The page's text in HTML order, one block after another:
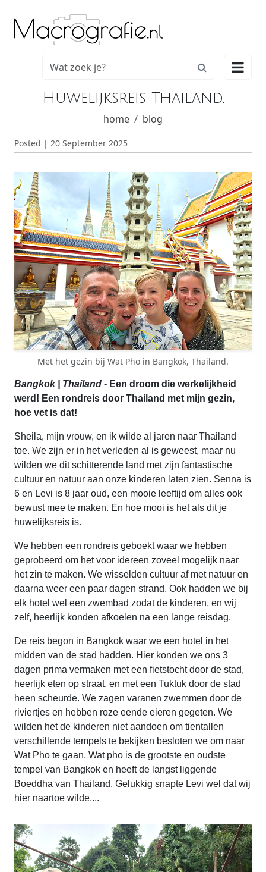

Huwelijksreis Thailand.
home blog
Posted | 20 September 2025
Met het gezin bij Wat Pho in Bangkok, Thailand.
Bangkok | Thailand - Een droom die werkelijkheid
werd! Een rondreis door Thailand met mijn gezin,
hoe vet is dat!
Sheila, mijn vrouw, en ik wilde al jaren naar Thailand
toe. We zijn er in het verleden al is geweest, maar nu
wilden we dit schitterende land met zijn fantastische
cultuur en natuur aan onze kinderen laten zien. Senna is
6 en Levi is 8 jaar oud, een mooie leeftijd om alles ook
bewust mee te maken. En hoe mooi is het als dit je
huwelijksreis is.
We hebben een rondreis geboekt waar we hebben
geprobeerd om het voor idereen zoveel mogelijk naar
het zin te maken. We wisselden cultuur af met natuur en
daarna weer een paar dagen strand. Ook hadden we bij
elk hotel wel een zwembad zodat de kinderen, en wij
zelf, heerlijk konden afkoelen na een lange reisdag.
De reis begon in Bangkok waar we een hotel in het
midden van de stad hadden. Hier konden we ons 3
dagen prima vermaken met een fietstocht door de stad,
heerlijk eten op straat, en met een Tuktuk door de stad
heen scheurde. We zagen varanen zwemmen door de
riviertjes en hebben roze eende eieren gegeten. We
wilden het de kinderen niet aandoen om tientallen
verschillende tempels te bekijken besloten we om naar
Wat Pho te gaan. Wat pho is de grootste en oudste
tempel van Bangkok en heeft de langst liggende
Boeddha van Thailand. Gelukkig snapte Levi wel dat wij
hier naartoe wilde....